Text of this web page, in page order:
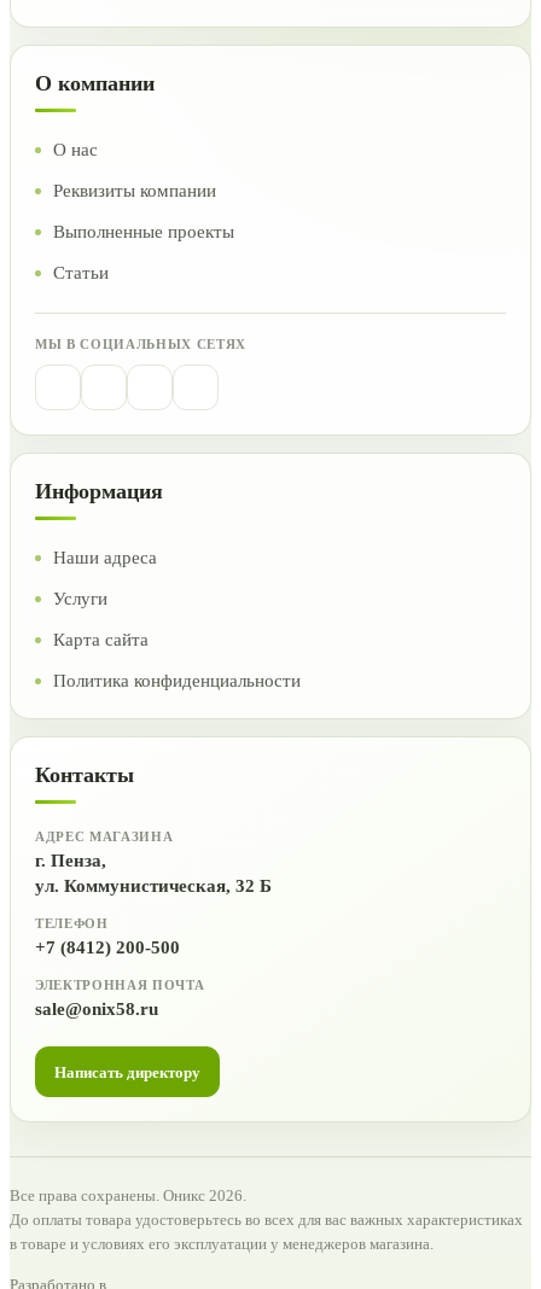
О компании
О нас
Реквизиты компании
Выполненные проекты
Статьи
МЫ В СОЦИАЛЬНЫХ СЕТЯХ
Информация
Наши адреса
Услуги
Карта сайта
Политика конфиденциальности
Контакты
АДРЕС МАГАЗИНА
г. Пенза,
ул. Коммунистическая, 32 Б
ТЕЛЕФОН
+7 (8412) 200-500
ЭЛЕКТРОННАЯ ПОЧТА
sale@onix58.ru
Написать директору
Все права сохранены. Оникс 2026.
До оплаты товара удостоверьтесь во всех для вас важных характеристиках
в товаре и условиях его эксплуатации у менеджеров магазина.
Разработано в